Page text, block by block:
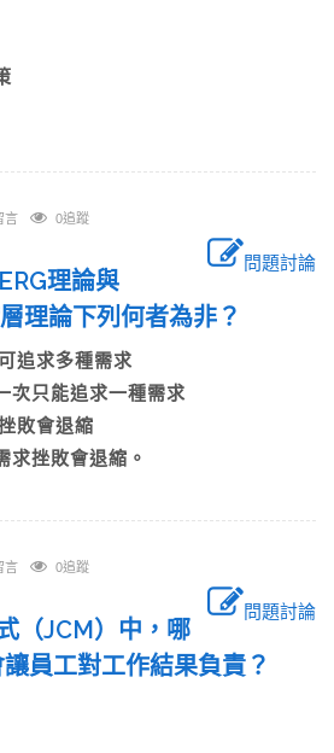
言 0追蹤
問題討論
理論與
理論下列何者為非？
追求多種需求
次只能追求一種需求
敗會退縮
求挫敗會退縮。
言 0追蹤
問題討論
（JCM）中，哪
員工對工作結果負責？